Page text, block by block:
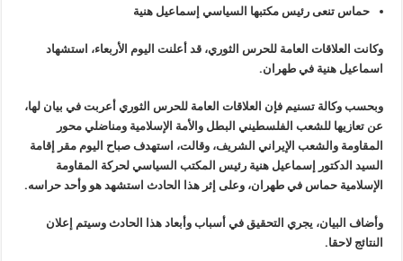
حماس تنعى رئيس مكتبها السياسي إسماعيل هنية
وكانت العلاقات العامة للحرس الثوري، قد أعلنت اليوم الأربعاء، استشهاد
اسماعيل هنية في طهران.
وبحسب وكالة تسنيم فإن العلاقات العامة للحرس الثوري أعربت في بيان لها،
عن تعازيها للشعب الفلسطيني البطل والأمة الإسلامية ومناضلي محور
المقاومة والشعب الإيراني الشريف، وقالت، استهدف صباح اليوم مقر إقامة
السيد الدكتور إسماعيل هنية رئيس المكتب السياسي لحركة المقاومة
الإسلامية حماس في طهران، وعلى إثر هذا الحادث استشهد هو وأحد حراسه.
وأضاف البيان، يجري التحقيق في أسباب وأبعاد هذا الحادث وسيتم إعلان
النتائج لاحقا.